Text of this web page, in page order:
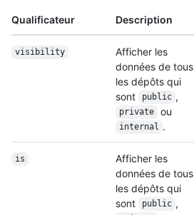
Qualificateur Description
visibility
Afficher les
données de tous
les dépôts qui
sont
public ,
private ou
internal .
is
Afficher les
données de tous
les dépôts qui
sont
public ,